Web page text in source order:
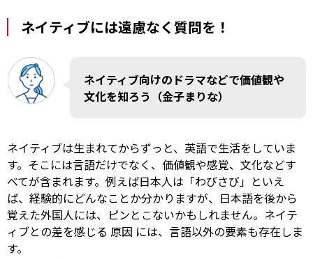
ネイティブには遠慮なく質問を！
ネイティブ向けのドラマなどで価値観や
文化を知ろう（金子まりな）
ネイティブは生まれてからずっと、英語で生活をしていま
す。そこには言語だけでなく、価値観や感覚、文化などす
べてが含まれます。例えば日本人は「わびさび」といえ
ば、経験的にどんなことか分かりますが、日本語を後から
覚えた外国人には、ピンとこないかもしれません。ネイテ
ィブとの差を感じる 原因 には、言語以外の要素も存在しま
す。